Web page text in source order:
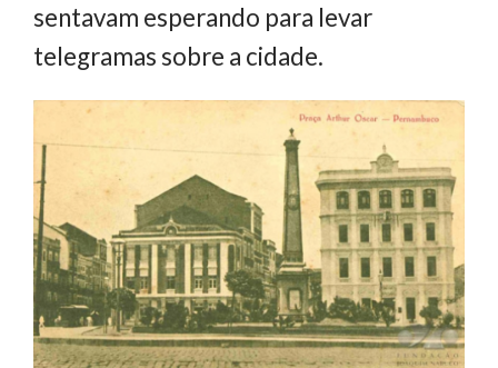
sentavam esperando para levar
telegramas sobre a cidade.